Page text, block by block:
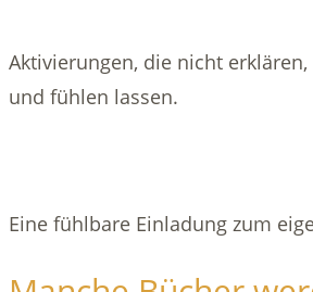
Aktivierungen, die nicht
und fühlen lassen.
Eine fühlbare Einladung zum